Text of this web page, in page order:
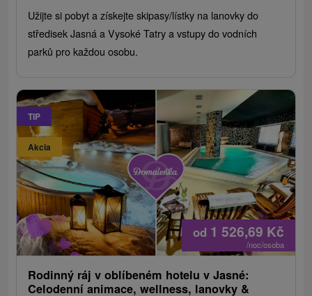
Užijte si pobyt a získejte skipasy/lístky na lanovky do
středisek Jasná a Vysoké Tatry a vstupy do vodních
parků pro každou osobu.
TIP
Akcia
od 1 526,69 Kč
/noc/osoba
Rodinný ráj v oblíbeném hotelu v Jasné:
Celodenní animace, wellness, lanovky &